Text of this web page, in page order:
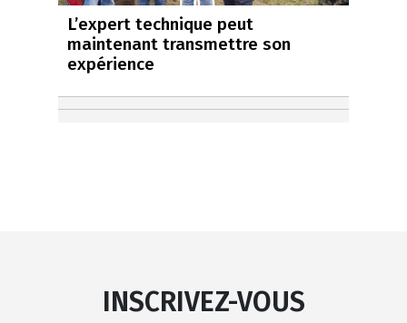
L’expert technique peut
maintenant transmettre son
expérience
INSCRIVEZ-VOUS